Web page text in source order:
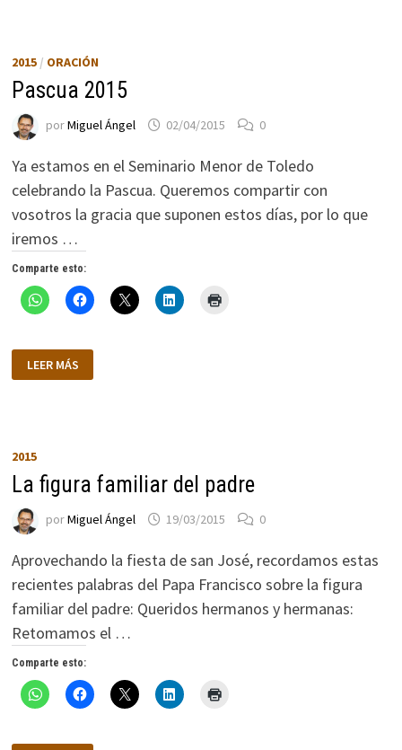
2015/ ORACIÓN
Pascua 2015
porMiguel Ángel 02/04/2015 0
Ya estamos en el Seminario Menor de Toledo
celebrando la Pascua. Queremos compartir con
vosotros la gracia que suponen estos días, por lo que
iremos …
Comparte esto:
PASCUA
2015
LEER MÁS
2015
La figura familiar del padre
porMiguel Ángel 19/03/2015 0
Aprovechando la fiesta de san José, recordamos estas
recientes palabras del Papa Francisco sobre la figura
familiar del padre: Queridos hermanos y hermanas:
Retomamos el …
Comparte esto: